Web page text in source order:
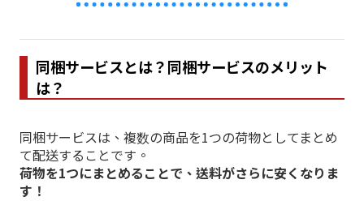
同梱サービスとは？同梱サービスのメリット
は？
同梱サービスは、複数の商品を1つの荷物としてまとめ
て配送することです。
荷物を1つにまとめることで、送料がさらに安くなりま
す！